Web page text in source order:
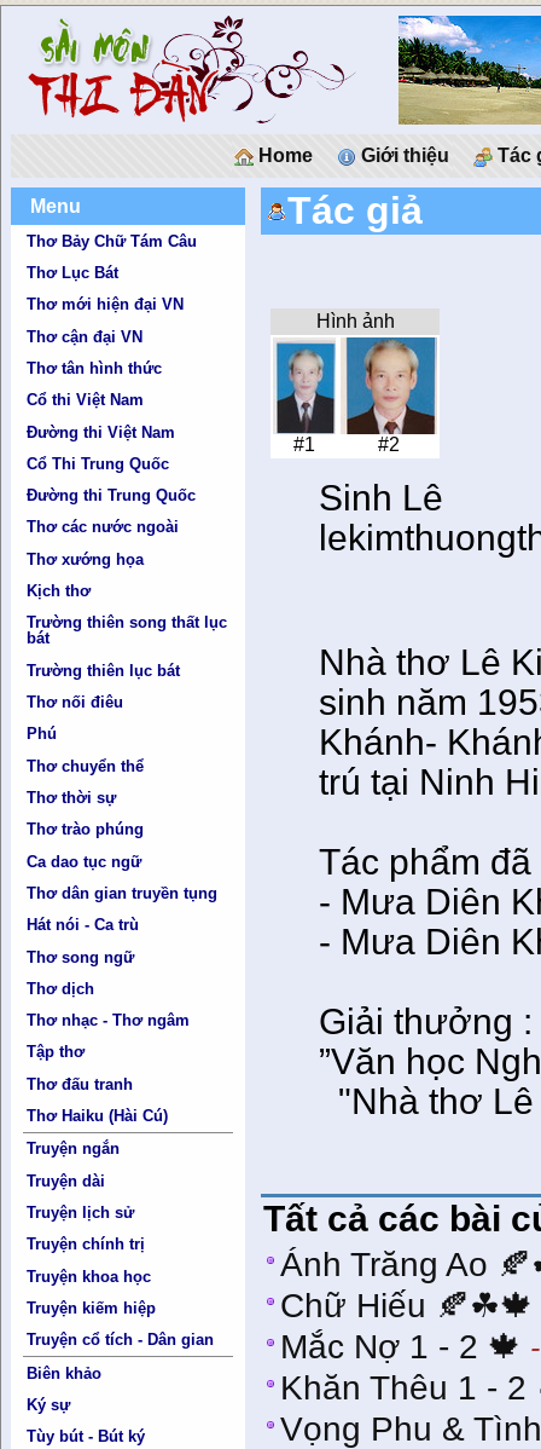
Home Giới thiệu Tác
Menu
Thơ Bảy Chữ Tám Câu
Thơ Lục Bát
Thơ mới hiện đại VN
Thơ cận đại VN
Thơ tân hình thức
Cổ thi Việt Nam
Đường thi Việt Nam
Cổ Thi Trung Quốc
Đường thi Trung Quốc
Thơ các nước ngoài
Thơ xướng họa
Kịch thơ
Trường thiên song thất lục
bát
Trường thiên lục bát
Thơ nối điêu
Phú
Thơ chuyển thể
Thơ thời sự
Thơ trào phúng
Ca dao tục ngữ
Thơ dân gian truyền tụng
Hát nói - Ca trù
Thơ song ngữ
Thơ dịch
Thơ nhạc - Thơ ngâm
Tập thơ
Thơ đấu tranh
Thơ Haiku (Hài Cú)
Truyện ngắn
Truyện dài
Truyện lịch sử
Truyện chính trị
Truyện khoa học
Truyện kiếm hiệp
Truyện cổ tích - Dân gian
Biên khảo
Ký sự
Tùy bút - Bút ký
Tác giả
Hình ảnh
#1 #2
Sinh Lê
Nhà thơ Lê
sinh năm
Khánh-
trú tại Ninh
Tác phẩm
- Mưa Diên
- Mưa Diên
Giải thưởng
”Văn học
"Nhà thơ
Tất cả các bài
Ánh Trăng Ao
Chữ Hiếu 🍂☘🍁
Mắc Nợ 1 - 2 🍁
Khăn Thêu 1 - 2
Vọng Phu &